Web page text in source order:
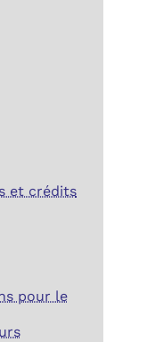
et crédits
pour le